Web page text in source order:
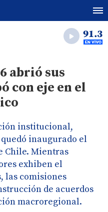
abrió sus
con eje en el
institucional,
inaugurado el
Chile. Mientras
exhiben el
las comisiones
de acuerdos
macroregional.